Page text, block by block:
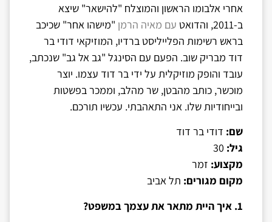
אחרי אלבומו הראשון והמוצלח "להישאר" שיצא
ב-2011, והדואט
עם מאיה הרמן "מישהו אחר" שכיכב
בראש רשימות הפלייליסט ברדיו, המוזיקאי דודי בר
דוד מבריק שוב. הפעם עם הסינגל "גב אל גב" שנכתב,
עובד והופק מוזיקלית על ידי בר דוד עצמו. יוצר
מוכשר, כותב מהבטן, שר מהלב, וממכר בפשטות
ובייחודיות שלו. אני התאהבתי. עכשיו תורכם.
שם: דודי בר דוד
גיל:
מקצוע: זמר
מקום מגורים: תל אביב
1. איך היית מתאר את עצמך במשפט?